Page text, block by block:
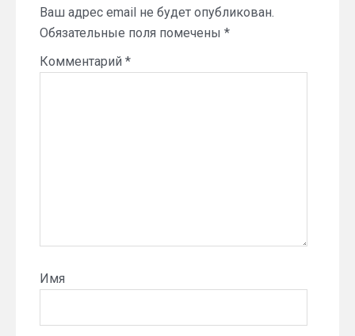
Ваш адрес email не будет опубликован.
Обязательные поля помечены *
Комментарий *
Имя